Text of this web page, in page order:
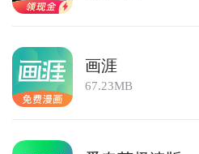
画涯
67.23MB